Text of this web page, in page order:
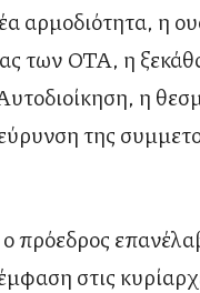
αρμοδιότητα, η
των ΟΤΑ, η
η
της
πρόεδρος
στις